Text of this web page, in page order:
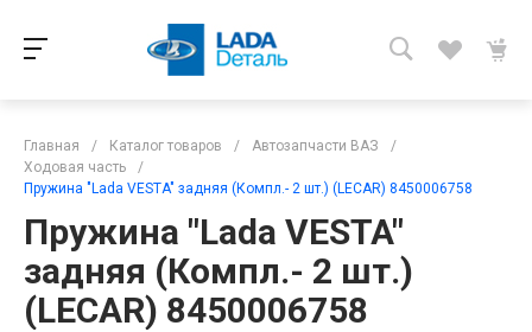
Главная / Каталог товаров / Автозапчасти ВАЗ
/
Ходовая часть
/
Пружина "Lada VESTA" задняя (Компл.- 2 шт.) (LECAR) 8450006758
Пружина "Lada VESTA"
задняя (Компл.- 2 шт.)
(LECAR) 8450006758